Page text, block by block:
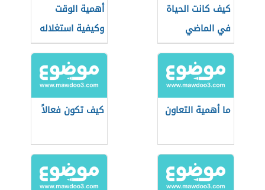
كيف كانت الحياة
في الماضي
أهمية الوقت
وكيفية استغلاله
ما أهمية التعاون كيف تكون فعالاً